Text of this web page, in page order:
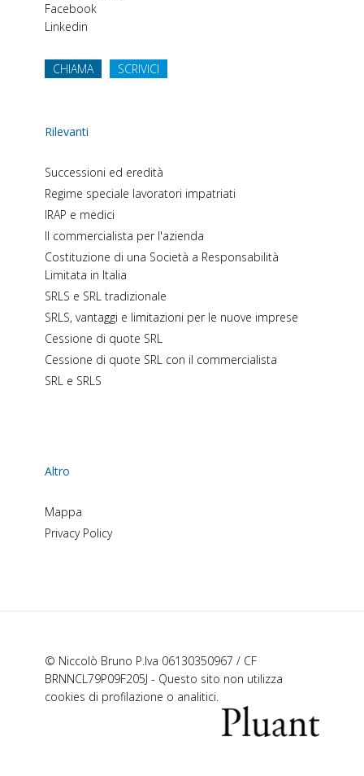
Facebook
Linkedin
CHIAMA SCRIVICI
Rilevanti
Successioni ed eredità
Regime speciale lavoratori impatriati
IRAP e medici
Il commercialista per l'azienda
Costituzione di una Società a Responsabilità
Limitata in Italia
SRLS e SRL tradizionale
SRLS, vantaggi e limitazioni per le nuove imprese
Cessione di quote SRL
Cessione di quote SRL con il commercialista
SRL e SRLS
Altro
Mappa
Privacy Policy
© Niccolò Bruno P.Iva 06130350967 / CF
BRNNCL79P09F205J - Questo sito non utilizza
cookies di profilazione o analitici.